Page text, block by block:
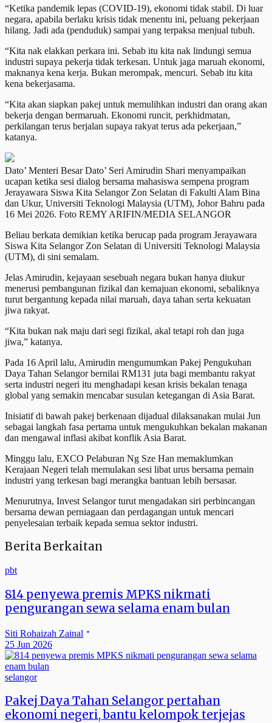
“Ketika pandemik lepas (COVID-19), ekonomi tidak stabil. Di luar
negara, apabila berlaku krisis tidak menentu ini, peluang pekerjaan
hilang. Jadi ada (penduduk) sampai yang terpaksa menjual tubuh.
“Kita nak elakkan perkara ini. Sebab itu kita nak lindungi semua
industri supaya pekerja tidak terkesan. Untuk jaga maruah ekonomi,
maknanya kena kerja. Bukan merompak, mencuri. Sebab itu kita
kena bekerjasama.
“Kita akan siapkan pakej untuk memulihkan industri dan orang akan
bekerja dengan bermaruah. Ekonomi runcit, perkhidmatan,
perkilangan terus berjalan supaya rakyat terus ada pekerjaan,”
katanya.
Dato’ Menteri Besar Dato’ Seri Amirudin Shari menyampaikan
ucapan ketika sesi dialog bersama mahasiswa sempena program
Jerayawara Siswa Kita Selangor Zon Selatan di Fakulti Alam Bina
dan Ukur, Universiti Teknologi Malaysia (UTM), Johor Bahru pada
16 Mei 2026. Foto REMY ARIFIN/MEDIA SELANGOR
Beliau berkata demikian ketika berucap pada program Jerayawara
Siswa Kita Selangor Zon Selatan di Universiti Teknologi Malaysia
(UTM), di sini semalam.
Jelas Amirudin, kejayaan sesebuah negara bukan hanya diukur
menerusi pembangunan fizikal dan kemajuan ekonomi, sebaliknya
turut bergantung kepada nilai maruah, daya tahan serta kekuatan
jiwa rakyat.
“Kita bukan nak maju dari segi fizikal, akal tetapi roh dan juga
jiwa,” katanya.
Pada 16 April lalu, Amirudin mengumumkan Pakej Pengukuhan
Daya Tahan Selangor bernilai RM131 juta bagi membantu rakyat
serta industri negeri itu menghadapi kesan krisis bekalan tenaga
global yang semakin mencabar susulan ketegangan di Asia Barat.
Inisiatif di bawah pakej berkenaan dijadual dilaksanakan mulai Jun
sebagai langkah fasa pertama untuk mengukuhkan bekalan makanan
dan mengawal inflasi akibat konflik Asia Barat.
Minggu lalu, EXCO Pelaburan Ng Sze Han memaklumkan
Kerajaan Negeri telah memulakan sesi libat urus bersama pemain
industri yang terkesan bagi merangka bantuan lebih bersasar.
Menurutnya, Invest Selangor turut mengadakan siri perbincangan
bersama dewan perniagaan dan perdagangan untuk mencari
penyelesaian terbaik kepada semua sektor industri.
Berita Berkaitan
pbt
814 penyewa premis MPKS nikmati
pengurangan sewa selama enam bulan
Siti Rohaizah Zainal
25 Jun 2026
selangor
Pakej Daya Tahan Selangor pertahan
ekonomi negeri, bantu kelompok terjejas